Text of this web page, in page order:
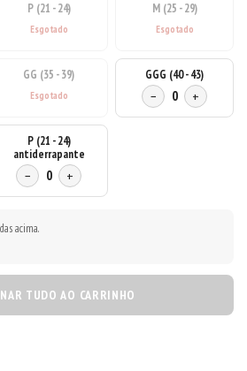
P (21 - 24) M (25 - 29)
GG (35 - 39) GGG (40 - 43)
− 0 +
P (21 - 24)
antiderrapante
− 0 +
acima.
TUDO AO CARRINHO